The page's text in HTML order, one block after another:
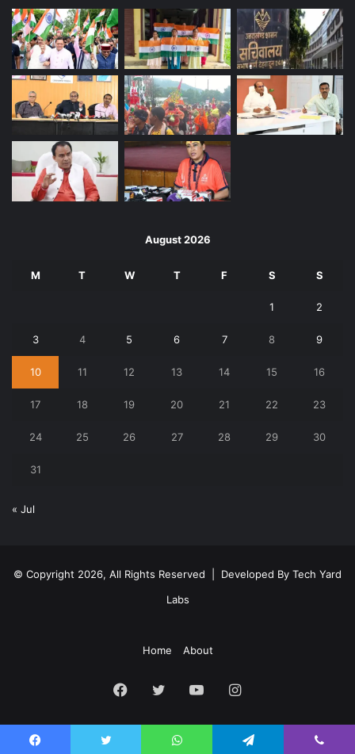
August 2026
M T W T F S S
1 2
3 4 5 6 7 8 9
10 11 12 13 14 15 16
17 18 19 20 21 22 23
24 25 26 27 28 29 30
31
« Jul
© Copyright 2026, All Rights Reserved | Developed By Tech Yard
Labs
Home About
Facebook
Twitter YouTubeInstagram